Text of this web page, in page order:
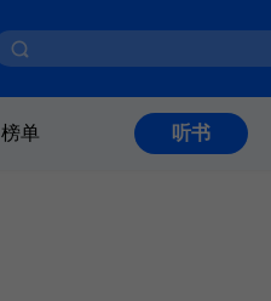
榜单 听书